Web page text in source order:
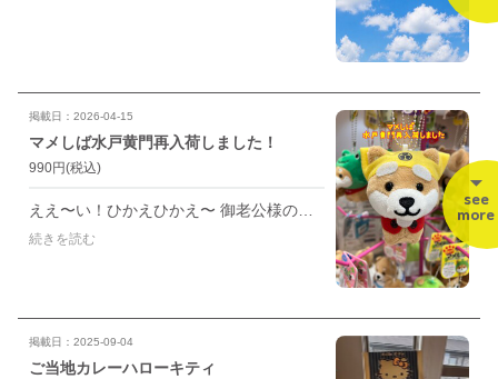
掲載日：2026-04-15
マメしば水戸黄門再入荷しました！
990円(税込)
ええ〜い！ひかえひかえ〜 御老公様の御前である、ひかえおろう！！ はは〜っ🙌 水戸黄門様に扮したまめたくんのかわいらしさには一同頭が下がります（笑） まめた黄門様を水戸からぜひ諸国隅々お供にお連れくださいね。
続きを読む
see
more
掲載日：2025-09-04
ご当地カレーハローキティ